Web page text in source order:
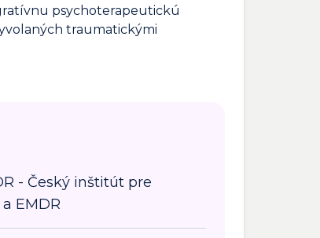
psychoterapeutickú
traumatickými
- Český inštitút pre
EMDR